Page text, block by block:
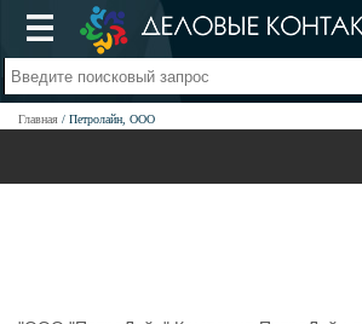
Главная Петролайн, ООО